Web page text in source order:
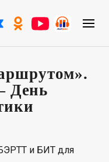
День
и БИТ для